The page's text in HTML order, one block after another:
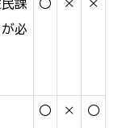
課
必
○ × ×
○ × ○